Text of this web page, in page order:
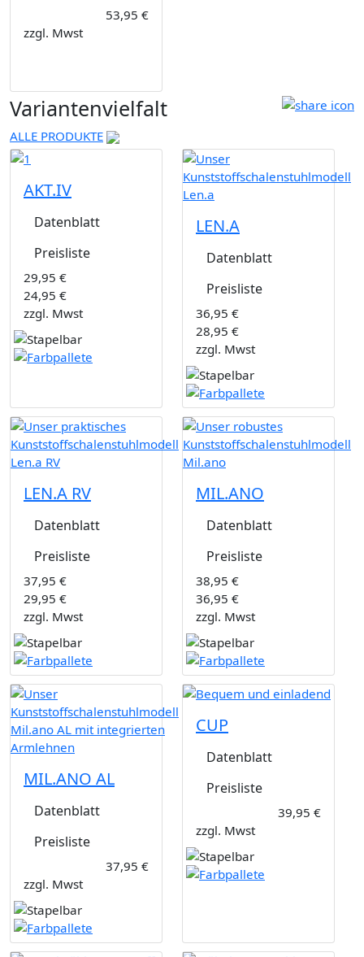
53,95 €
zzgl. Mwst
Variantenvielfalt
ALLE PRODUKTE
AKT.IV
Datenblatt
Preisliste
29,95 €
24,95 €
zzgl. Mwst
LEN.A
Datenblatt
Preisliste
36,95 €
28,95 €
zzgl. Mwst
LEN.A RV
Datenblatt
Preisliste
37,95 €
29,95 €
zzgl. Mwst
MIL.ANO
Datenblatt
Preisliste
38,95 €
36,95 €
zzgl. Mwst
MIL.ANO AL
Datenblatt
Preisliste
37,95 €
zzgl. Mwst
CUP
Datenblatt
Preisliste
39,95 €
zzgl. Mwst